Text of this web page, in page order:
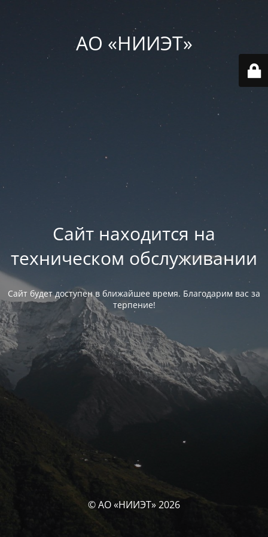
АО «НИИЭТ»
Сайт находится на
техническом обслуживании
Сайт будет доступен в ближайшее время. Благодарим вас за
терпение!
© АО «НИИЭТ» 2026